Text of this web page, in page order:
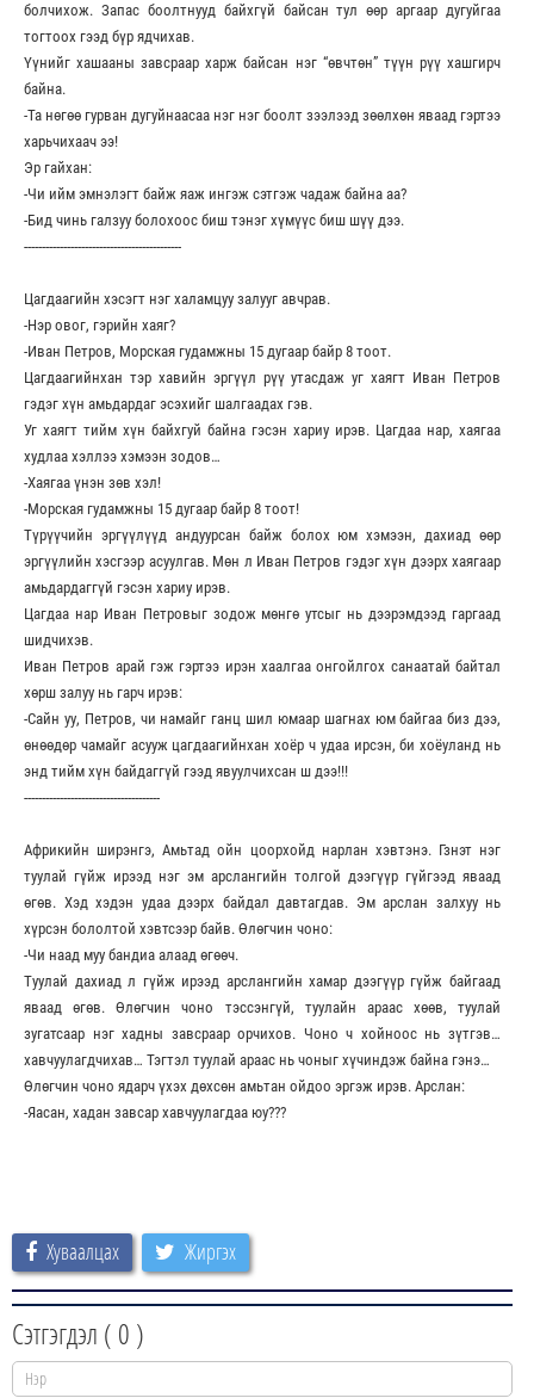
болчихож. Запас боолтнууд байхгүй байсан тул өөр аргаар дугуйгаа
тогтоох гээд бүр ядчихав.
Үүнийг хашааны завсраар харж байсан нэг “өвчтөн” түүн рүү хашгирч
байна.
-Та нөгөө гурван дугуйнаасаа нэг нэг боолт зээлээд зөөлхөн яваад гэртээ
харьчихаач ээ!
Эр гайхан:
-Чи ийм эмнэлэгт байж яаж ингэж сэтгэж чадаж байна аа?
-Бид чинь галзуу болохоос биш тэнэг хүмүүс биш шүү дээ.
--------------------------------------------
Цагдаагийн хэсэгт нэг халамцуу залууг авчрав.
-Нэр овог, гэрийн хаяг?
-Иван Петров, Морская гудамжны 15 дугаар байр 8 тоот.
Цагдаагийнхан тэр хавийн эргүүл рүү утасдаж уг хаягт Иван Петров
гэдэг хүн амьдардаг эсэхийг шалгаадах гэв.
Уг хаягт тийм хүн байхгуй байна гэсэн хариу ирэв. Цагдаа нар, хаягаа
худлаа хэллээ хэмээн зодов…
-Хаягаа үнэн зөв хэл!
-Морская гудамжны 15 дугаар байр 8 тоот!
Түрүүчийн эргүүлүүд андуурсан байж болох юм хэмээн, дахиад өөр
эргүүлийн хэсгээр асуулгав. Мөн л Иван Петров гэдэг хүн дээрх хаягаар
амьдардаггүй гэсэн хариу ирэв.
Цагдаа нар Иван Петровыг зодож мөнгө утсыг нь дээрэмдээд гаргаад
шидчихэв.
Иван Петров арай гэж гэртээ ирэн хаалгаа онгойлгох санаатай байтал
хөрш залуу нь гарч ирэв:
-Сайн уу, Петров, чи намайг ганц шил юмаар шагнах юм байгаа биз дээ,
өнөөдөр чамайг асууж цагдаагийнхан хоёр ч удаа ирсэн, би хоёуланд нь
энд тийм хүн байдаггүй гээд явуулчихсан ш дээ!!!
--------------------------------------
Африкийн ширэнгэ, Амьтад ойн цоорхойд нарлан хэвтэнэ. Гзнэт нэг
туулай гүйж ирээд нэг эм арслангийн толгой дээгүүр гүйгээд яваад
өгөв. Хэд хэдэн удаа дээрх байдал давтагдав. Эм арслан залхуу нь
хүрсэн бололтой хэвтсээр байв. Өлөгчин чоно:
-Чи наад муу бандиа алаад өгөөч.
Туулай дахиад л гүйж ирээд арслангийн хамар дээгүүр гүйж байгаад
яваад өгөв. Өлөгчин чоно тэссэнгүй, туулайн араас хөөв, туулай
зугатсаар нэг хадны завсраар орчихов. Чоно ч хойноос нь зүтгэв…
хавчуулагдчихав… Тэгтэл туулай араас нь чоныг хүчиндэж байна гэнэ…
Өлөгчин чоно ядарч үхэх дөхсөн амьтан ойдоо эргэж ирэв. Арслан:
-Яасан, хадан завсар хавчуулагдаа юу???
Хуваалцах Жиргэх
Сэтгэгдэл ( 0 )